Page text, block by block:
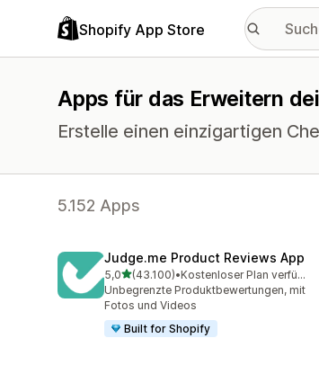
Shopify App Store
Apps für das Erweitern
Erstelle einen einzigartigen
5.152 Apps
Judge.me Product Reviews App
5,0von 5 Sternen
(43.100)
43100 Rezensionen insgesamt
•
Kostenloser Plan verfügbar
Unbegrenzte Produktbewertungen, mit
Fotos und Videos
Built for Shopify